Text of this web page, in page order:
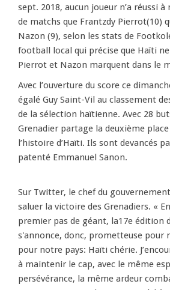
sept. 2018, aucun joueur n’a réussi
de matchs que Frantzdy Pierrot(10)
Nazon (9), selon les stats de
football local qui précise que Haïti
Pierrot et Nazon marquent dans le
Avec l’ouverture du score ce
égalé Guy Saint-Vil au classement
de la sélection haïtienne. Avec 28
Grenadier partage la deuxième
l’histoire d’Haïti. Ils sont devancés
patenté Emmanuel Sanon.
Sur Twitter, le chef du
saluer la victoire des Grenadiers. «
premier pas de géant, la17e édition
s'annonce, donc, prometteuse pour
pour notre pays: Haïti chérie.
à maintenir le cap, avec le même
persévérance, la même ardeur